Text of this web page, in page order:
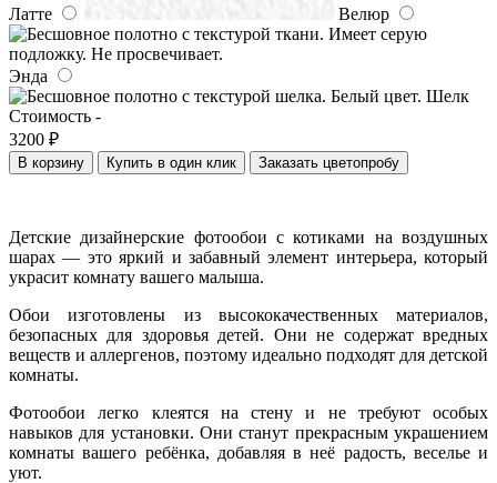
Латте Велюр
Энда
Шелк
Стоимость -
3200 ₽
В корзину Купить в один клик Заказать цветопробу
Детские дизайнерские фотообои с котиками на воздушных
шарах — это яркий и забавный элемент интерьера, который
украсит комнату вашего малыша.
Обои изготовлены из высококачественных материалов,
безопасных для здоровья детей. Они не содержат вредных
веществ и аллергенов, поэтому идеально подходят для детской
комнаты.
Фотообои легко клеятся на стену и не требуют особых
навыков для установки. Они станут прекрасным украшением
комнаты вашего ребёнка, добавляя в неё радость, веселье и
уют.